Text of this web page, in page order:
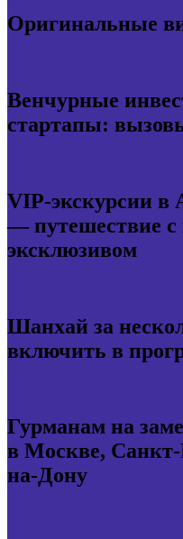
Оригинальные
Венчурные
стартапы:
VIP-экскурсии в
— путешествие
эксклюзивом
Шанхай за
включить в
Гурманам на
в Москве, Санкт-
на-Дону